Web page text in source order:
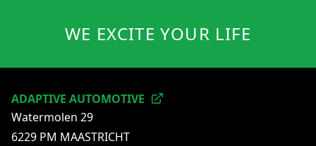
WE EXCITE YOUR LIFE
ADAPTIVE AUTOMOTIVE
Watermolen 29
6229 PM MAASTRICHT